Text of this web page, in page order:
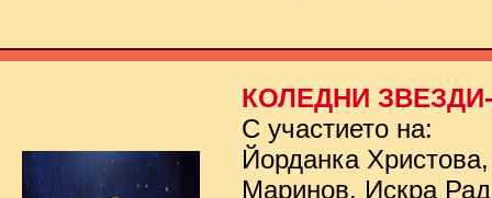
КОЛЕДНИ ЗВЕЗДИ-
С участието на:
Йорданка
Маринов, Искра